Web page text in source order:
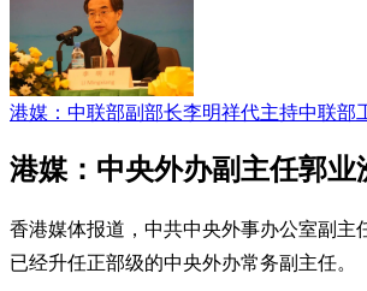
港媒：中联部副部长李明祥代主持中联部
港媒：中央外办副主任郭业
香港媒体报道，中共中央外事办公室副主
已经升任正部级的中央外办常务副主任。